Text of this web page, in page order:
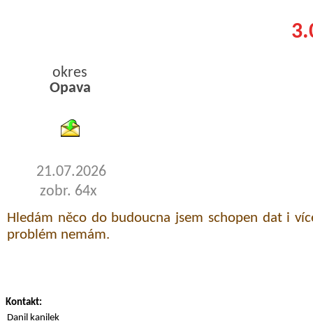
okres
Opava
21.07.2026
zobr. 64x
Hledám něco do budoucna jsem schopen dat i
problém nemám.
Kontakt:
Danil kanilek